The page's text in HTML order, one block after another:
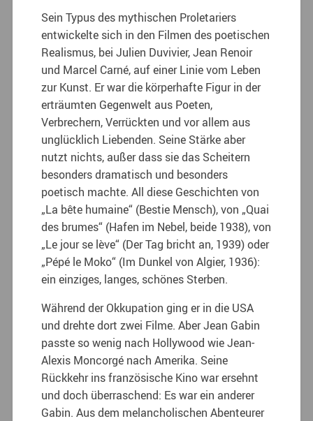
Sein Typus des mythischen Proletariers
entwickelte sich in den Filmen des poetischen
Realismus, bei Julien Duvivier, Jean Renoir
und Marcel Carné, auf einer Linie vom Leben
zur Kunst. Er war die körperhafte Figur in der
erträumten Gegenwelt aus Poeten,
Verbrechern, Verrückten und vor allem aus
unglücklich Liebenden. Seine Stärke aber
nutzt nichts, außer dass sie das Scheitern
besonders dramatisch und besonders
poetisch machte. All diese Geschichten von
„La bête humaine“ (Bestie Mensch), von „Quai
des brumes“ (Hafen im Nebel, beide 1938), von
„Le jour se lève“ (Der Tag bricht an, 1939) oder
„Pépé le Moko“ (Im Dunkel von Algier, 1936):
ein einziges, langes, schönes Sterben.
Während der Okkupation ging er in die USA
und drehte dort zwei Filme. Aber Jean Gabin
passte so wenig nach Hollywood wie Jean-
Alexis Moncorgé nach Amerika. Seine
Rückkehr ins französische Kino war ersehnt
und doch überraschend: Es war ein anderer
Gabin. Aus dem melancholischen Abenteurer